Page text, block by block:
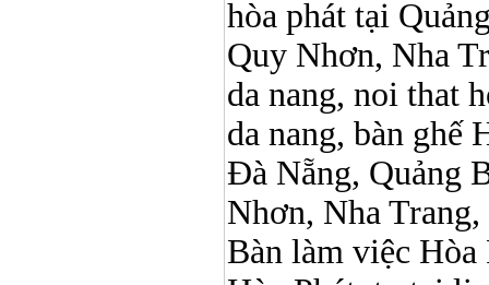
hòa phát tại
Quy Nhơn, Nha
da nang, noi that
da nang, bàn ghế
Đà Nẵng, Quảng
Nhơn, Nha
Bàn làm việc Hòa